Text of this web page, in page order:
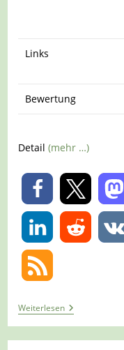
Links
Bewertung
Detail(mehr …)
0
WeiterlesenTour
1404
–
Oberhausen